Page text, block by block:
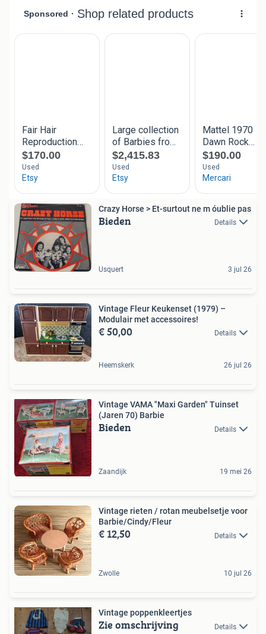
Crazy Horse > Et-surtout ne m óublie pas
Bieden Details
Usquert 3 jul 26
Vintage Fleur Keukenset (1979) –
Modulair met accessoires!
€ 50,00 Details
Heemskerk 26 jul 26
Vintage VAMA "Maxi Garden" Tuinset
(Jaren 70) Barbie
Bieden Details
Zaandijk 19 mei 26
Vintage rieten / rotan meubelsetje voor
Barbie/Cindy/Fleur
€ 12,50 Details
Zwolle 10 jul 26
Vintage poppenkleertjes
Zie omschrijving Details